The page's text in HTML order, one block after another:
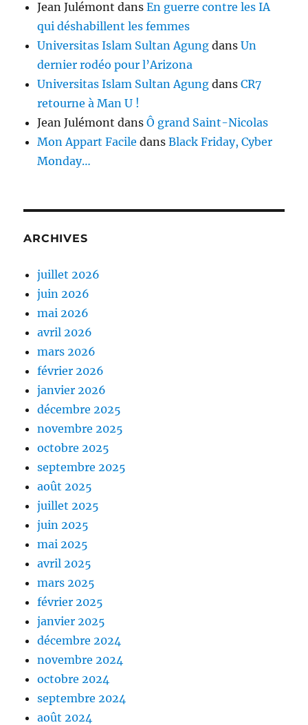
Jean Julémont dansEn guerre contre les IA
qui déshabillent les femmes
Universitas Islam Sultan Agung dansUn
dernier rodéo pour l’Arizona
Universitas Islam Sultan Agung dansCR7
retourne à Man U !
Jean Julémont dansÔ grand Saint-Nicolas
Mon Appart Facile dansBlack Friday, Cyber
Monday…
ARCHIVES
juillet 2026
juin 2026
mai 2026
avril 2026
mars 2026
février 2026
janvier 2026
décembre 2025
novembre 2025
octobre 2025
septembre 2025
août 2025
juillet 2025
juin 2025
mai 2025
avril 2025
mars 2025
février 2025
janvier 2025
décembre 2024
novembre 2024
octobre 2024
septembre 2024
août 2024